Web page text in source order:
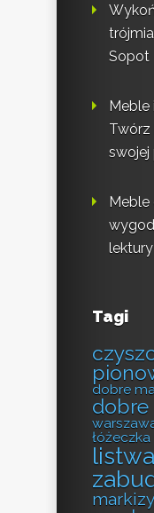
Sopot
Meble
Twórz
swojej
Meble
lektury
Tagi
dobre
dobre
łóżeczka